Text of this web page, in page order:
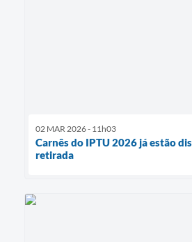
02 MAR 2026 - 11h03
Carnês do IPTU 2026 já estão
retirada